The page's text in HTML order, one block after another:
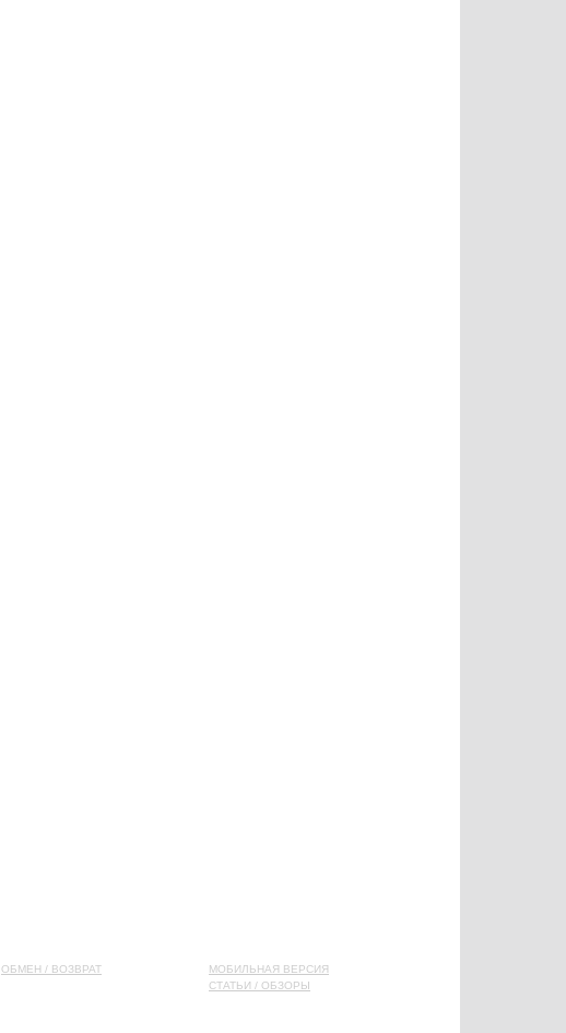
ОБМЕН / ВОЗВРАТ
МОБИЛЬНАЯ ВЕРСИЯ
СТАТЬИ / ОБЗОРЫ